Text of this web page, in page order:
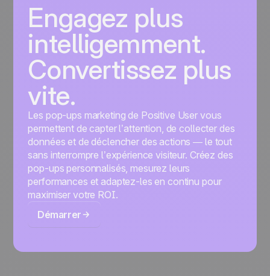
Engagez plus
intelligemment.
Convertissez plus
vite.
Les pop-ups marketing de Positive User vous
permettent de capter l’attention, de collecter des
données et de déclencher des actions — le tout
sans interrompre l’expérience visiteur. Créez des
pop-ups personnalisés, mesurez leurs
performances et adaptez-les en continu pour
maximiser votre ROI.
Démarrer